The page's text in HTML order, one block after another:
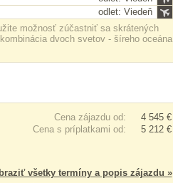
odlet: Viedeň
možnosť zúčastniť sa skrátených
dvoch svetov - šíreho oceána
Cena zájazdu od:
4 545 €
Cena s príplatkami od:
5 212 €
všetky termíny a popis zájazdu »